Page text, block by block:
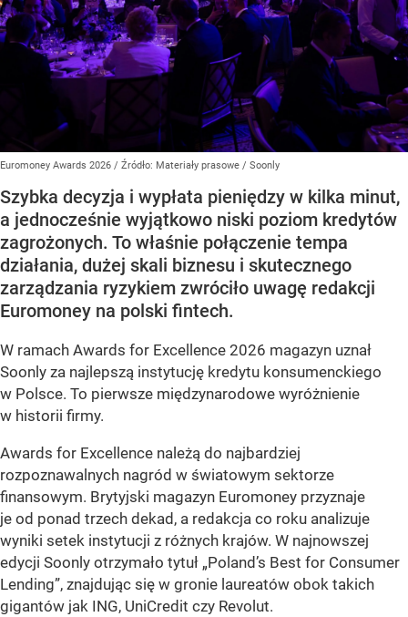
Euromoney Awards 2026 / Źródło: Materiały prasowe / Soonly
Szybka decyzja i wypłata pieniędzy w kilka minut,
a jednocześnie wyjątkowo niski poziom kredytów
zagrożonych. To właśnie połączenie tempa
działania, dużej skali biznesu i skutecznego
zarządzania ryzykiem zwróciło uwagę redakcji
Euromoney na polski fintech.
W ramach Awards for Excellence 2026 magazyn uznał
Soonly za najlepszą instytucję kredytu konsumenckiego
w Polsce. To pierwsze międzynarodowe wyróżnienie
w historii firmy.
Awards for Excellence należą do najbardziej
rozpoznawalnych nagród w światowym sektorze
finansowym. Brytyjski magazyn Euromoney przyznaje
je od ponad trzech dekad, a redakcja co roku analizuje
wyniki setek instytucji z różnych krajów. W najnowszej
edycji Soonly otrzymało tytuł „Poland’s Best for Consumer
Lending”, znajdując się w gronie laureatów obok takich
gigantów jak ING, UniCredit czy Revolut.